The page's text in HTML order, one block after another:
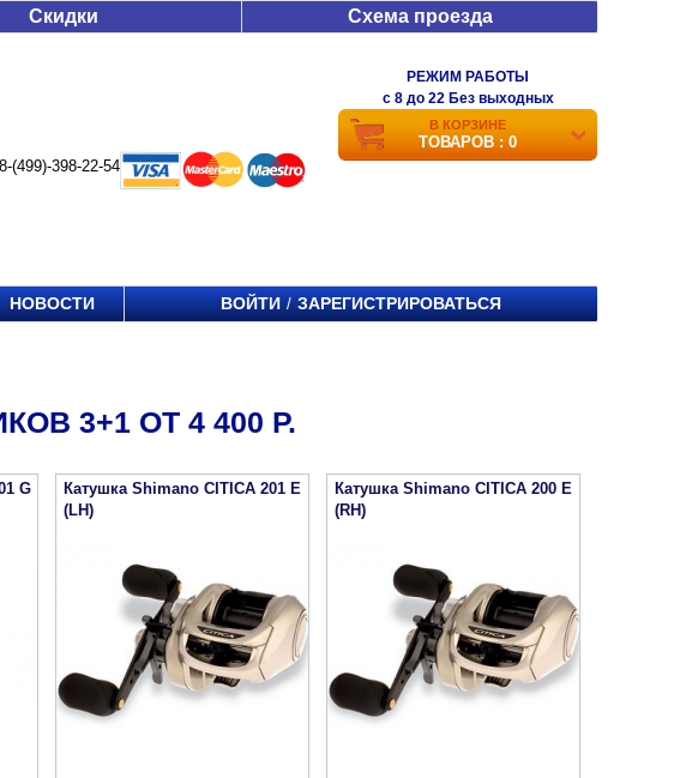
Скидки Схема проезда
8-(499)-398-22-54
РЕЖИМ РАБОТЫ
c 8 до 22 Без выходных
В КОРЗИНЕ
ТОВАРОВ : 0
НОВОСТИ ВОЙТИ / ЗАРЕГИСТРИРОВАТЬСЯ
3+1 ОТ 4 400 Р.
G
Катушка Shimano CITICA 201 E
(LH)
Катушка Shimano CITICA 200 E
(RH)